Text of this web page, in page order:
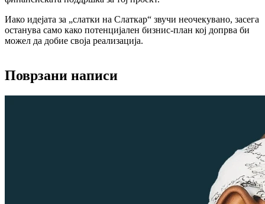
Иако идејата за „слатки на Слаткар“ звучи неочекувано, засега
останува само како потенцијален бизнис-план кој допрва би
можел да добие своја реализација.
Поврзани написи